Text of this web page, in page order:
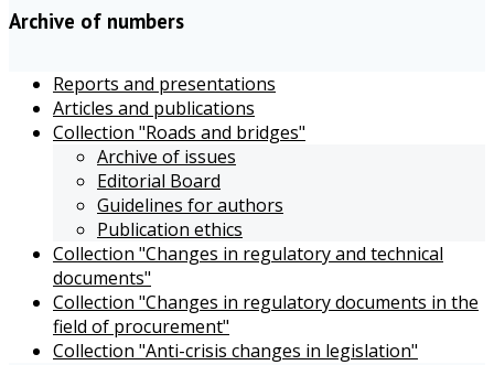
Archive of numbers
Reports and presentations
Articles and publications
Collection "Roads and bridges"
Archive of issues
Editorial Board
Guidelines for authors
Publication ethics
Collection "Changes in regulatory and technical
documents"
Collection "Changes in regulatory documents in the
field of procurement"
Collection "Anti-crisis changes in legislation"